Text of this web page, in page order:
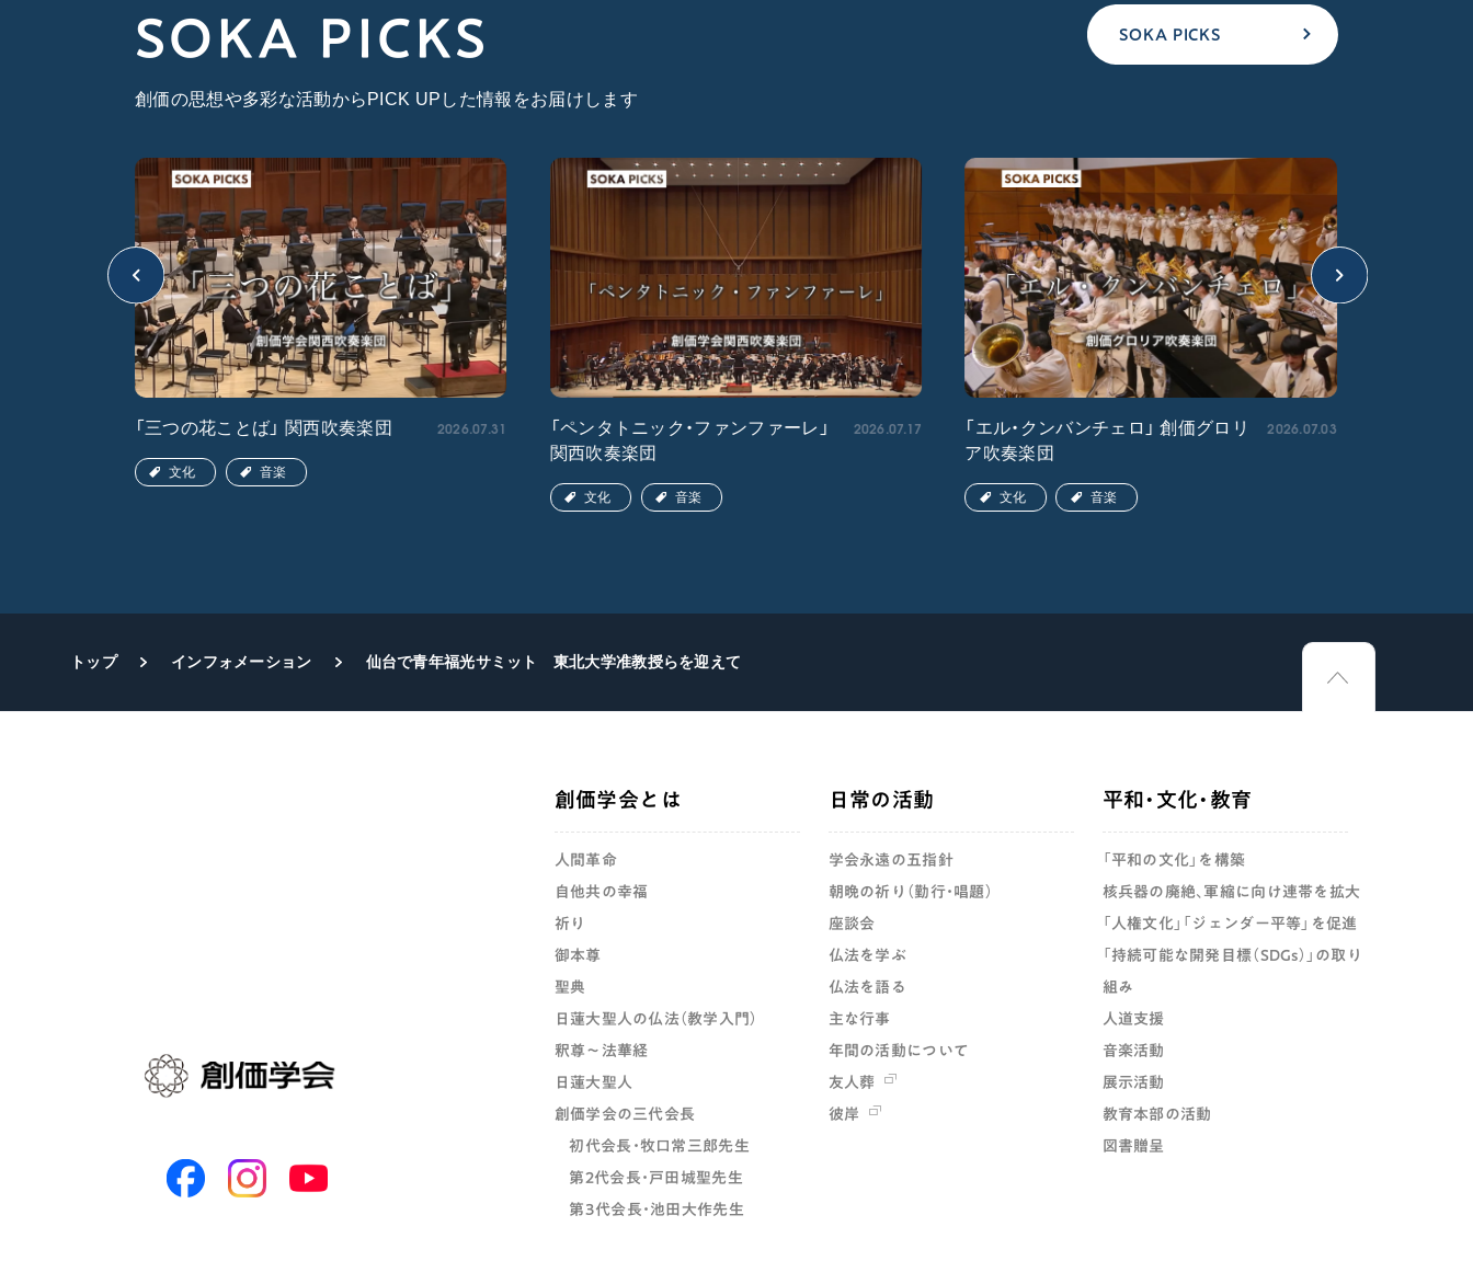
SOKA PICKS
創価の思想や多彩な活動からPICK UPした情報をお届けします
SOKA PICKS
「三つの花ことば」 関西吹奏楽団 2026.07.31
文化 音楽
「ペンタトニック・ファンファーレ」
関西吹奏楽団
2026.07.17
文化 音楽
「エル・クンバンチェロ」 創価グロリ
ア吹奏楽団
2026.07.03
文化 音楽
トップ インフォメーション 仙台で青年福光サミット 東北大学准教授らを迎えて
創価学会とは
人間革命
自他共の幸福
祈り
御本尊
聖典
日蓮大聖人の仏法（教学入門）
釈尊～法華経
日蓮大聖人
創価学会の三代会長
初代会長・牧口常三郎先生
第2代会長・戸田城聖先生
第3代会長・池田大作先生
日常の活動
学会永遠の五指針
朝晩の祈り（勤行・唱題）
座談会
仏法を学ぶ
仏法を語る
主な行事
年間の活動について
友人葬
彼岸
平和・文化・教育
「平和の文化」を構築
核兵器の廃絶、軍縮に向け連帯を拡大
「人権文化」「ジェンダー平等」を促進
「持続可能な開発目標（SDGs）」の取り
組み
人道支援
音楽活動
展示活動
教育本部の活動
図書贈呈